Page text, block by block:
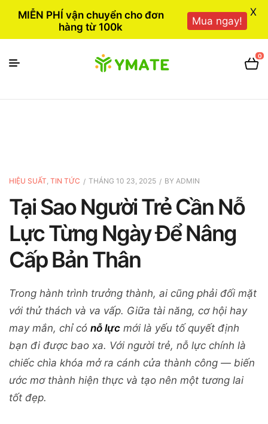
0
HIỆU SUẤT, TIN TỨC THÁNG 10 23, 2025 BY ADMIN
Tại Sao Người Trẻ Cần Nỗ
Lực Từng Ngày Để Nâng
Cấp Bản Thân
Trong hành trình trưởng thành, ai cũng phải đối mặt
với thử thách và va vấp. Giữa tài năng, cơ hội hay
may mắn, chỉ có nỗ lực mới là yếu tố quyết định
bạn đi được bao xa. Với người trẻ, nỗ lực chính là
chiếc chìa khóa mở ra cánh cửa thành công — biến
ước mơ thành hiện thực và tạo nên một tương lai
tốt đẹp.
MIỄN PHÍ vận chuyển cho đơn
hàng từ 100k
Mua ngay!
X